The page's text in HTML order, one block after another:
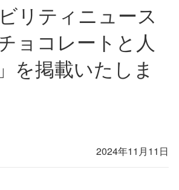
リティニュース
ョコレートと人
を掲載いたしま
2024年11月11日